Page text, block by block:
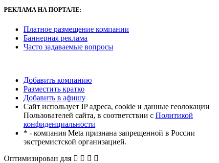
РЕКЛАМАНА ПОРТАЛЕ:
Платное размещение компании
Баннерная реклама
Часто задаваемые вопросы
Добавить компанию
Разместить кратко
Добавить в афишу
Сайт использует IP адреса, cookie и данные геолокации
Пользователей сайта, в соответствии с Политикой
конфиденциальности
* - компания Meta признана запрещенной в России
экстремистской организацией.
Оптимизирован для